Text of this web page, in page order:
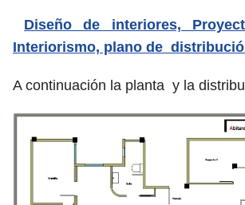
Diseño de interiores,
Interiorismo, plano de
A continuación la planta y la